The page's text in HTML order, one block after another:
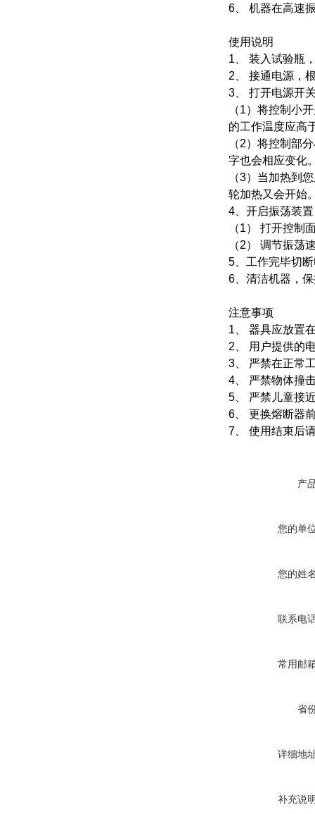
6、 机器在高速
使用说明
1、 装入试验瓶
2、 接通电源，
3、 打开电源开
（1）将控制小
的工作温度应高
（2）将控制部
字也会相应变化
（3）当加热到
轮加热又会开始
4、开启振荡装
（1） 打开控制
（2） 调节振荡
5、工作完毕切
6、清洁机器，
注意事项
1、 器具应放置
2、 用户提供的
3、 严禁在正常
4、 严禁物体撞
5、 严禁儿童接
6、 更换熔断器
7、 使用结束后
产
您的单
您的姓
联系电
常用邮
省
详细地
补充说